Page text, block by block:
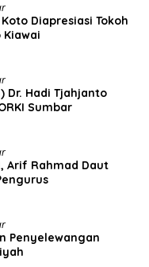
Diapresiasi Tokoh
Dr. Hadi Tjahjanto
Sumbar
Arif Rahmad Daut
Penyelewangan